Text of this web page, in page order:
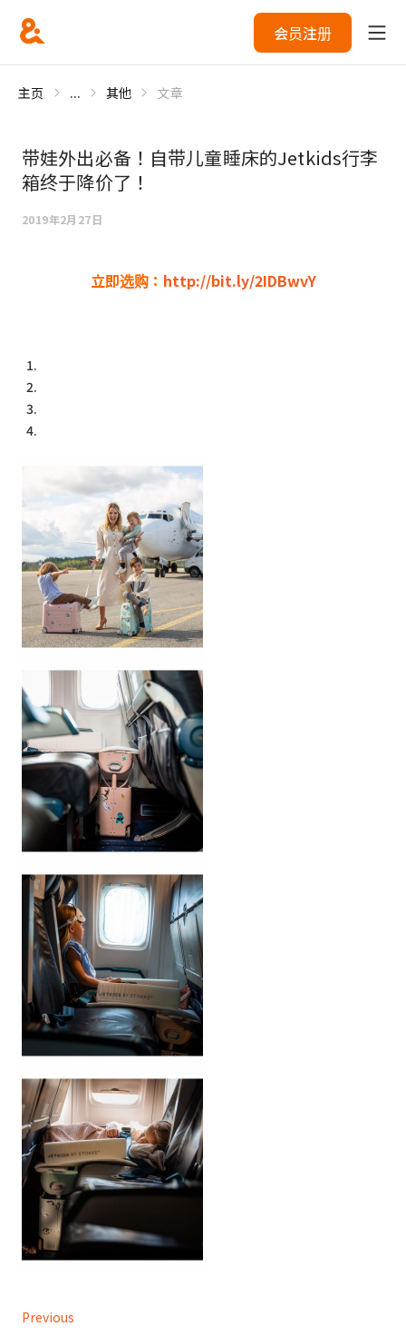
会员注册
主页 ... 其他 文章
带娃外出必备！自带儿童睡床的Jetkids行李
箱终于降价了！
2019年2月27日
立即选购： http://bit.ly/2IDBwvY
Previous